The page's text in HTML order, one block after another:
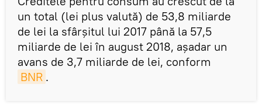
un total (lei plus valută) de 53,8 miliarde
de lei la sfârșitul lui 2017 până la 57,5
miliarde de lei în august 2018, așadar un
avans de 3,7 miliarde de lei, conform
BNR .